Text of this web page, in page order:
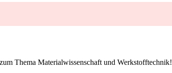
Thema Materialwissenschaft und Werkstofftechnik!